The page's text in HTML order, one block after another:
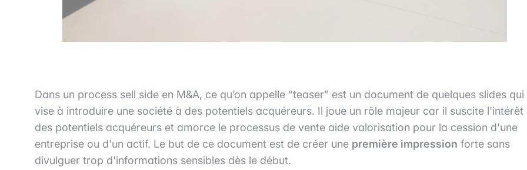
Dans un process sell side en M&A, ce qu’on appelle “teaser” est un document de quelques slides qui
vise à introduire une société à des potentiels acquéreurs. Il joue un rôle majeur car il suscite l'intérêt
des potentiels acquéreurs et amorce le processus de vente aide valorisation pour la cession d'une
entreprise ou d'un actif. Le but de ce document est de créer une première impression forte sans
divulguer trop d'informations sensibles dès le début.